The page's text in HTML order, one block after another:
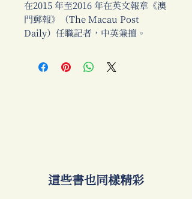
在2015 年至2016 年在英文報章《澳
門郵報》（The Macau Post
Daily）任職記者，中英兼擅。
​這些書也同樣精彩